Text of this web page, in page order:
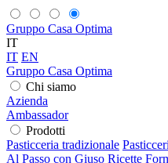
Gruppo Casa Optima
IT
IT EN
Gruppo Casa Optima
Chi siamo
Azienda
Ambassador
Prodotti
Pasticceria tradizionale
Al Passo con Giuso Ricette